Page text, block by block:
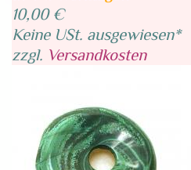
10,00 €
Keine USt. ausgewiesen*
zzgl. Versandkosten